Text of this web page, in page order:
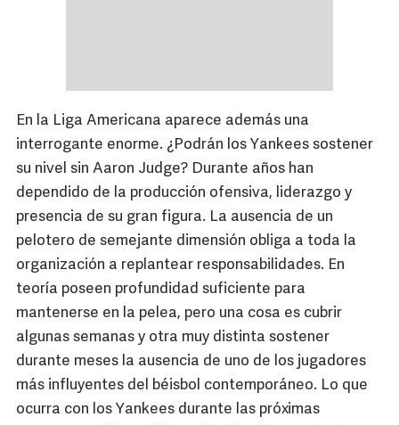
En la Liga Americana aparece además una
interrogante enorme. ¿Podrán los Yankees sostener
su nivel sin Aaron Judge? Durante años han
dependido de la producción ofensiva, liderazgo y
presencia de su gran figura. La ausencia de un
pelotero de semejante dimensión obliga a toda la
organización a replantear responsabilidades. En
teoría poseen profundidad suficiente para
mantenerse en la pelea, pero una cosa es cubrir
algunas semanas y otra muy distinta sostener
durante meses la ausencia de uno de los jugadores
más influyentes del béisbol contemporáneo. Lo que
ocurra con los Yankees durante las próximas